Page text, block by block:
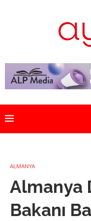
ALMANYA
Almanya
Bakanı